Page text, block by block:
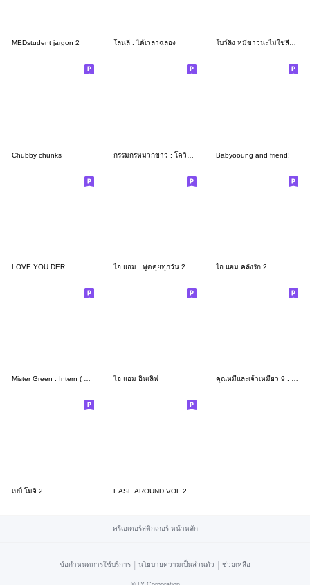
MEDstudent jargon 2 โลนลี่ : ได้เวลาฉลอง โบว์ลิ่ง หมีขาวนะไม่ใช่สีขาว
Chubby chunks Babyooung and friend!
LOVE YOU DER ไอ แอม : พูดคุยทุกวัน 2 ไอ แอม คลั่งรัก 2
Mister Green : Intern ( M.D. ) ไอ แอม อินเลิฟ คุณหมีและเจ้าเหมียว 9 : ดินแดนแห่งรัก
เบบี้ โมจิ 2 EASE AROUND VOL.2
ครีเอเตอร์สติกเกอร์ หน้าหลัก
ข้อกำหนดการใช้บริการ | นโยบายความเป็นส่วนตัว | ช่วยเหลือ